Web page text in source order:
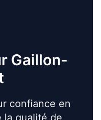
Gaillon-
confiance en
la qualité de